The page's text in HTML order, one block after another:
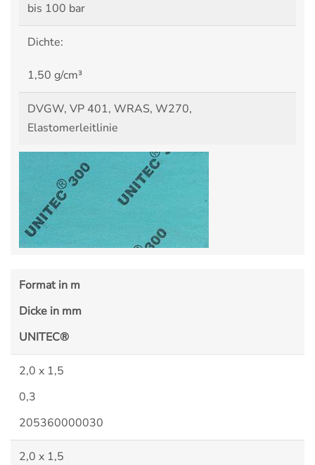
bis 100 bar
Dichte:
1,50 g/cm³
DVGW, VP 401, WRAS, W270,
Elastomerleitlinie
Format in m
Dicke in mm
UNITEC®
2,0 x 1,5
0,3
205360000030
2,0 x 1,5